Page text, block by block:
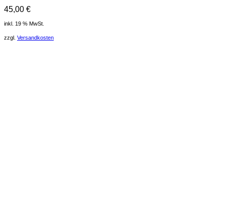
45,00 €
inkl. 19 % MwSt.
zzgl. Versandkosten